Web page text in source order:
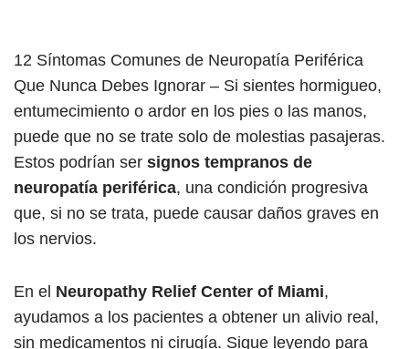
12 Síntomas Comunes de Neuropatía Periférica
Que Nunca Debes Ignorar – Si sientes hormigueo,
entumecimiento o ardor en los pies o las manos,
puede que no se trate solo de molestias pasajeras.
Estos podrían ser signos tempranos de
neuropatía periférica, una condición progresiva
que, si no se trata, puede causar daños graves en
los nervios.
En el Neuropathy Relief Center of Miami,
ayudamos a los pacientes a obtener un alivio real,
sin medicamentos ni cirugía. Sigue leyendo para